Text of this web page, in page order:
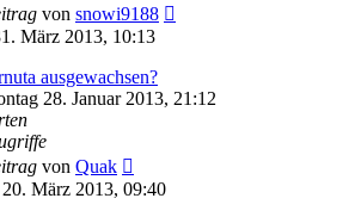
von snowi9188
März 2013, 10:13
ausgewachsen?
28. Januar 2013, 21:12
von Quak
März 2013, 09:40